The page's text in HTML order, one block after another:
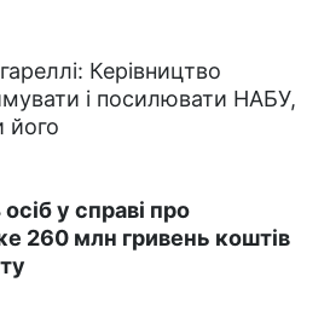
Керівництво
і посилювати НАБУ,
його
у справі про
260 млн гривень коштів